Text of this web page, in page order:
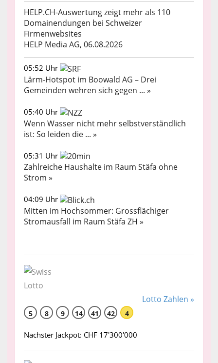
HELP.CH-Auswertung zeigt mehr als 110
Domainendungen bei Schweizer
Firmenwebsites
HELP Media AG, 06.08.2026
05:52 Uhr
Lärm-Hotspot im Boowald AG – Drei
Gemeinden wehren sich gegen ... »
05:40 Uhr
Wenn Wasser nicht mehr selbstverständlich
ist: So leiden die ... »
05:31 Uhr
Zahlreiche Haushalte im Raum Stäfa ohne
Strom »
04:09 Uhr
Mitten im Hochsommer: Grossflächiger
Stromausfall im Raum Stäfa ZH »
Lotto Zahlen »
5 8 9 14 41 42 4
Nächster Jackpot: CHF 17'300'000